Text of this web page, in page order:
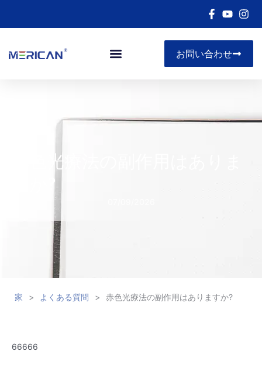
お問い合わせ
赤色光療法の副作用はありま
すか?
家 > よくある質問 > 赤色光療法の副作用はありますか?
66666